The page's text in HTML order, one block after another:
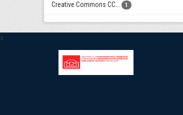
Creative Commons CC... 1
a